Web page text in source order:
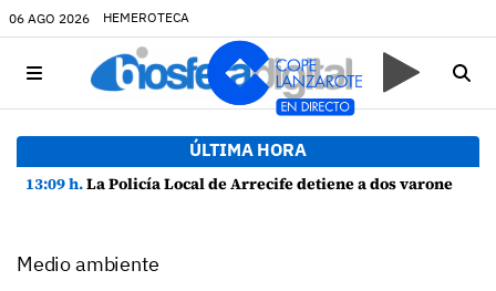
06 AGO 2026 HEMEROTECA
ÚLTIMA HORA
13:09 h.La Policía Local de Arrecife detiene a dos varones por altercado y amenazas con arma blanca
Medio ambiente